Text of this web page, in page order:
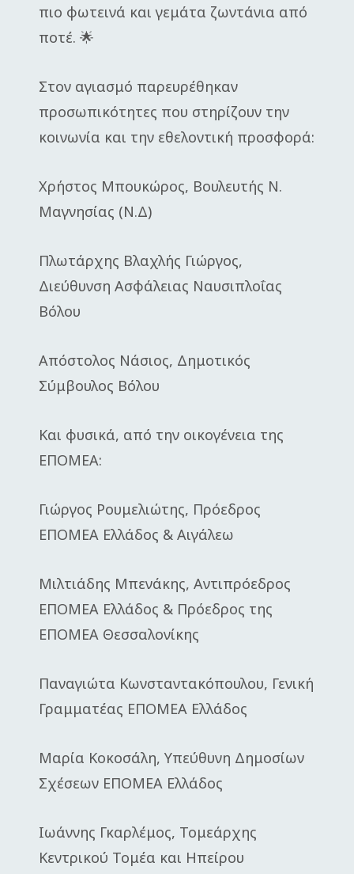
πιο φωτεινά και γεμάτα ζωντάνια από
ποτέ. 🌟
Στον αγιασμό παρευρέθηκαν
προσωπικότητες που στηρίζουν την
κοινωνία και την εθελοντική προσφορά:
Χρήστος Μπουκώρος, Βουλευτής Ν.
Μαγνησίας (Ν.Δ)
Πλωτάρχης Βλαχλής Γιώργος,
Διεύθυνση Ασφάλειας Ναυσιπλοΐας
Βόλου
Απόστολος Νάσιος, Δημοτικός
Σύμβουλος Βόλου
Και φυσικά, από την οικογένεια της
ΕΠΟΜΕΑ:
Γιώργος Ρουμελιώτης, Πρόεδρος
ΕΠΟΜΕΑ Ελλάδος & Αιγάλεω
Μιλτιάδης Μπενάκης, Αντιπρόεδρος
ΕΠΟΜΕΑ Ελλάδος & Πρόεδρος της
ΕΠΟΜΕΑ Θεσσαλονίκης
Παναγιώτα Κωνσταντακόπουλου, Γενική
Γραμματέας ΕΠΟΜΕΑ Ελλάδος
Μαρία Κοκοσάλη, Υπεύθυνη Δημοσίων
Σχέσεων ΕΠΟΜΕΑ Ελλάδος
Ιωάννης Γκαρλέμος, Τομεάρχης
Κεντρικού Τομέα και Ηπείρου